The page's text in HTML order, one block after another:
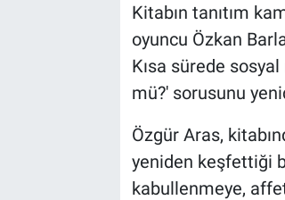
Kitabın tanıtım
oyuncu Özkan
Kısa sürede
mü?' sorusunu
Özgür Aras,
yeniden keşfettiği
kabullenmeye,